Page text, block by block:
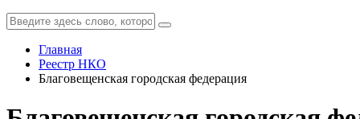
Главная
Реестр НКО
Благовещенская городская федерация